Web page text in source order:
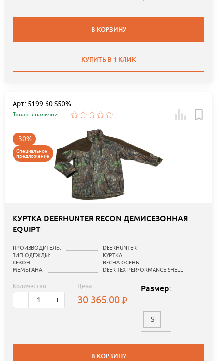
В КОРЗИНУ
КУПИТЬ В 1 КЛИК
Арт.: 5199-60 S50%
Товар в наличии
-30%
Специальное
предложение
КУРТКА DEERHUNTER RECON ДЕМИСЕЗОННАЯ
EQUIPT
ПРОИЗВОДИТЕЛЬ:
DEERHUNTER
ТИП ОДЕЖДЫ:
КУРТКА
СЕЗОН:
ВЕСНА-ОСЕНЬ
МЕМБРАНА:
DEER-TEX PERFORMANCE SHELL
Количество:
- +
Цена:
30 365.00
Размер:
S
В КОРЗИНУ